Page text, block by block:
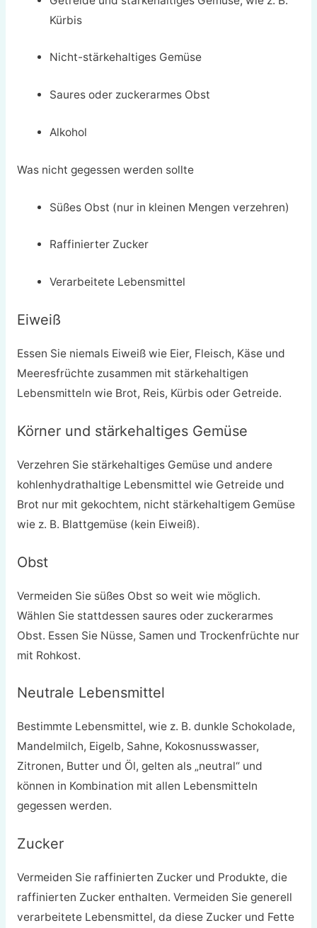
Kürbis
Nicht-stärkehaltiges Gemüse
Saures oder zuckerarmes Obst
Alkohol
Was nicht gegessen werden sollte
Süßes Obst (nur in kleinen Mengen verzehren)
Raffinierter Zucker
Verarbeitete Lebensmittel
Eiweiß
Essen Sie niemals Eiweiß wie Eier, Fleisch, Käse und
Meeresfrüchte zusammen mit stärkehaltigen
Lebensmitteln wie Brot, Reis, Kürbis oder Getreide.
Körner und stärkehaltiges Gemüse
Verzehren Sie stärkehaltiges Gemüse und andere
kohlenhydrathaltige Lebensmittel wie Getreide und
Brot nur mit gekochtem, nicht stärkehaltigem Gemüse
wie z. B. Blattgemüse (kein Eiweiß).
Obst
Vermeiden Sie süßes Obst so weit wie möglich.
Wählen Sie stattdessen saures oder zuckerarmes
Obst. Essen Sie Nüsse, Samen und Trockenfrüchte nur
mit Rohkost.
Neutrale Lebensmittel
Bestimmte Lebensmittel, wie z. B. dunkle Schokolade,
Mandelmilch, Eigelb, Sahne, Kokosnusswasser,
Zitronen, Butter und Öl, gelten als „neutral“ und
können in Kombination mit allen Lebensmitteln
gegessen werden.
Zucker
Vermeiden Sie raffinierten Zucker und Produkte, die
raffinierten Zucker enthalten. Vermeiden Sie generell
verarbeitete Lebensmittel, da diese Zucker und Fette